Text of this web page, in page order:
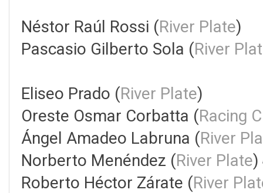
Néstor Raúl Rossi (River Plate)
Pascasio Gilberto Sola (River
Eliseo Prado (River Plate)
Oreste Osmar Corbatta (Racing
Ángel Amadeo Labruna (River
Norberto Menéndez (River Plate)
Roberto Héctor Zárate (River